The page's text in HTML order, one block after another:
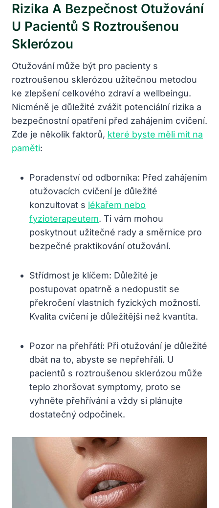
Rizika A Bezpečnost Otužování
U Pacientů S Roztroušenou
Sklerózou
Otužování může být pro pacienty s
roztroušenou sklerózou užitečnou metodou
ke zlepšení celkového zdraví a wellbeingu.
Nicméně je důležité zvážit potenciální rizika a
bezpečnostní opatření před zahájením cvičení.
Zde je několik faktorů, které byste měli mít na
paměti:
Poradenství od odborníka: Před zahájením
otužovacích cvičení je důležité
konzultovat s lékařem nebo
fyzioterapeutem. Ti vám mohou
poskytnout užitečné rady a směrnice pro
bezpečné praktikování otužování.
Střídmost je klíčem: Důležité je
postupovat opatrně a nedopustit se
překročení vlastních fyzických možností.
Kvalita cvičení je důležitější než kvantita.
Pozor na přehřátí: Při otužování je důležité
dbát na to, abyste se nepřehřáli. U
pacientů s roztroušenou sklerózou může
teplo zhoršovat symptomy, proto se
vyhněte přehřívání a vždy si plánujte
dostatečný odpočinek.